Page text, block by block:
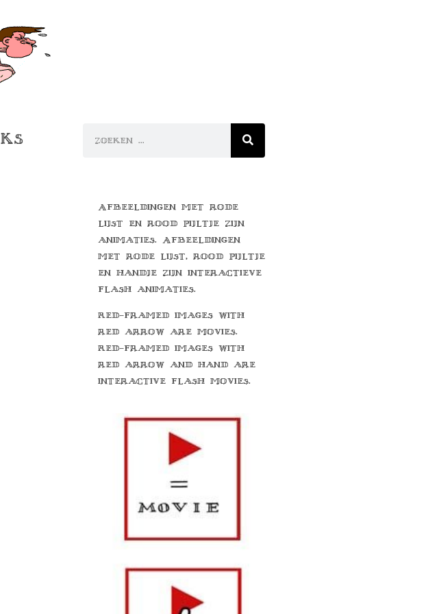
Afbeeldingen met rode
lijst en rood pijltje zijn
animaties. Afbeeldingen
met rode lijst, rood pijltje
en handje zijn interactieve
flash animaties.
Red-framed images with
red arrow are movies.
Red-framed images with
red arrow and hand are
interactive flash movies.